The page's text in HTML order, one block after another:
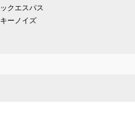
クエスパス
ーノイズ